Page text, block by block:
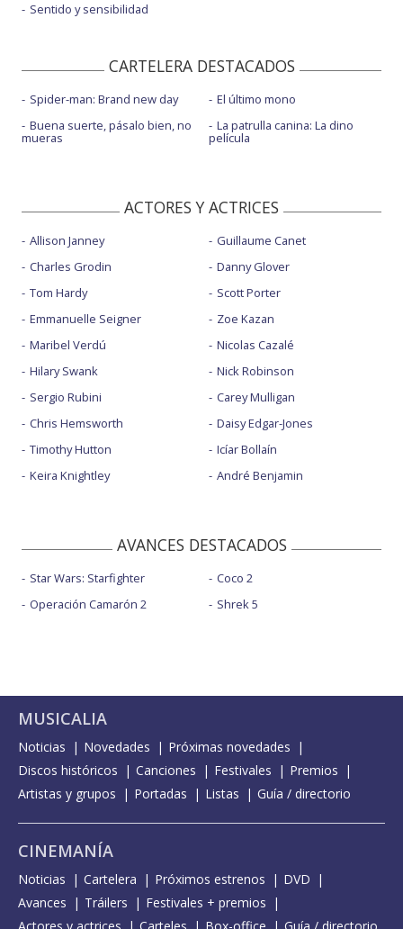
Sentido y sensibilidad
CARTELERA DESTACADOS
Spider-man: Brand new day
Buena suerte, pásalo bien, no
mueras
El último mono
La patrulla canina: La dino
película
ACTORES Y ACTRICES
Allison Janney
Charles Grodin
Tom Hardy
Emmanuelle Seigner
Maribel Verdú
Hilary Swank
Sergio Rubini
Chris Hemsworth
Timothy Hutton
Keira Knightley
Guillaume Canet
Danny Glover
Scott Porter
Zoe Kazan
Nicolas Cazalé
Nick Robinson
Carey Mulligan
Daisy Edgar-Jones
Icíar Bollaín
André Benjamin
AVANCES DESTACADOS
Star Wars: Starfighter
Operación Camarón 2
Coco 2
Shrek 5
MUSICALIA
Noticias Novedades
Próximas novedades
Discos históricos
Canciones Festivales
Premios
Artistas y grupos
Portadas Listas Guía / directorio
CINEMANÍA
Noticias Cartelera Próximos estrenos
DVD
Avances
Tráilers
Festivales + premios